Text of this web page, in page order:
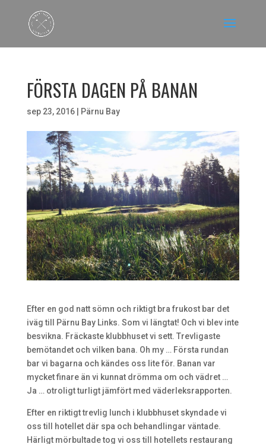
FÖRSTA DAGEN PÅ BANAN
sep 23, 2016| Pärnu Bay
Efter en god natt sömn och riktigt bra frukost bar det
iväg till Pärnu Bay Links. Som vi längtat! Och vi blev inte
besvikna. Fräckaste klubbhuset vi sett. Trevligaste
bemötandet och vilken bana. Oh my … Första rundan
bar vi bagarna och kändes oss lite för. Banan var
mycket finare än vi kunnat drömma om och vädret …
Ja … otroligt turligt jämfört med väderleksrapporten.
Efter en riktigt trevlig lunch i klubbhuset skyndade vi
oss till hotellet där spa och behandlingar väntade.
Härligt mörbultade tog vi oss till hotellets restaurang